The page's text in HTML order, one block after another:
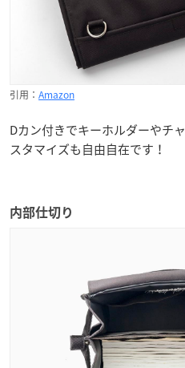
引用： Amazon
Dカン付きでキーホルダーやチ
スタマイズも自由自在です！
内部仕切り